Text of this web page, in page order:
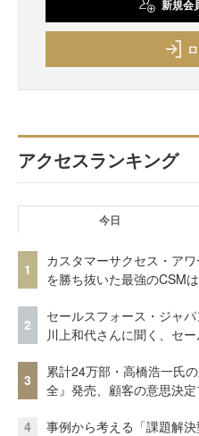
新規会
アクセスランキング
今日
1
カスタマーサクセス・ア
を勝ち抜いた最強のCSM
2
セールスフォース・ジャ
川上和代さんに聞く、セ
3
累計24万部・高橋浩一氏
全』発売、顧客の意思決
4 事例から考える「課題解